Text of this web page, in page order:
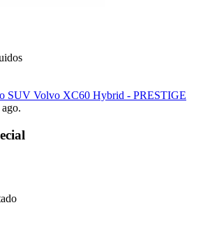
SUV Volvo XC60 Hybrid - PRESTIGE